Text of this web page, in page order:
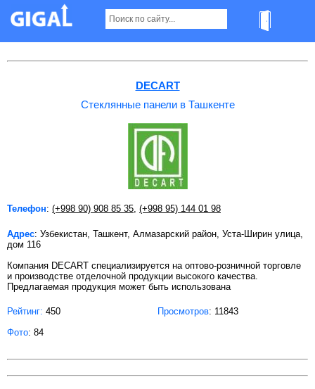
Стеклянные панели в Ташкенте
DECART
Стеклянные панели в Ташкенте
Телефон: (+998 90) 908 85 35 (+998 95) 144 01 98
Адрес: Узбекистан, Ташкент, Алмазарский район, Уста-Ширин улица,
дом 116
Компания DECART cпециализируется на оптово-розничной торговле
и производстве отделочной продукции высокого качества.
Предлагаемая продукция может быть использована
Рейтинг: 450 Просмотров: 11843
Фото: 84